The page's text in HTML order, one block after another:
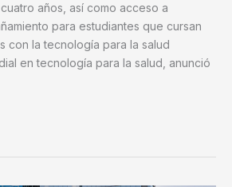
años, así como acceso a
para estudiantes que cursan
con la tecnología para la salud
en tecnología para la salud, anunció